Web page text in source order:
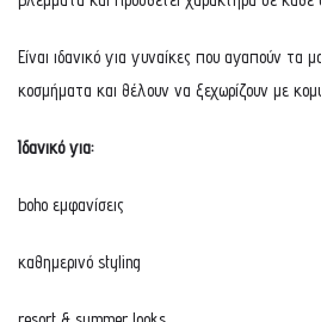
Είναι ιδανικό για γυναίκες που αγαπούν τα
κοσμήματα και θέλουν να ξεχωρίζουν με
Ιδανικό για:
boho εμφανίσεις
καθημερινό styling